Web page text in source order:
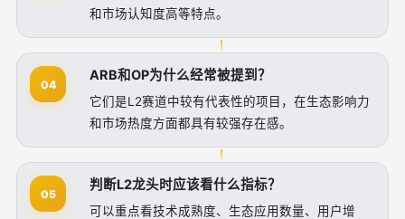
和市场认知度高等特点。
04
ARB和OP为什么经常被提到？
它们是L2赛道中较有代表性的项目，在生态影响力
和市场热度方面都具有较强存在感。
05
判断L2龙头时应该看什么指标？
可以重点看技术成熟度、生态应用数量、用户增